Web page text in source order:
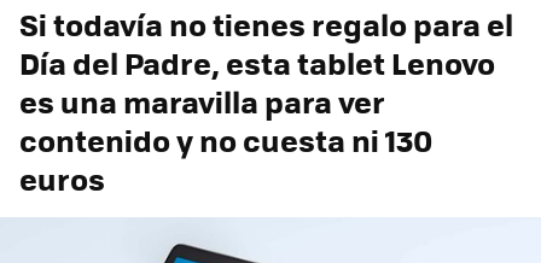
Si todavía no tienes regalo para el
Día del Padre, esta tablet Lenovo
es una maravilla para ver
contenido y no cuesta ni 130
euros